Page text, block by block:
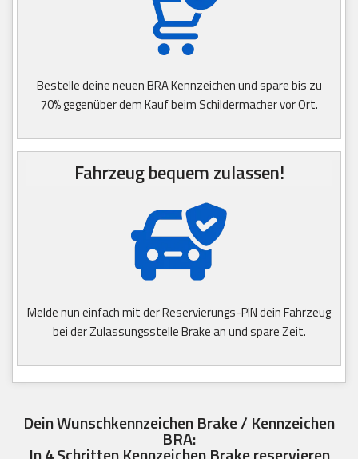
Bestelle deine neuen BRA Kennzeichen und spare bis zu
70% gegenüber dem Kauf beim Schildermacher vor Ort.
Fahrzeug bequem zulassen!
Melde nun einfach mit der Reservierungs-PIN dein Fahrzeug
bei der Zulassungsstelle Brake an und spare Zeit.
Dein Wunschkennzeichen Brake / Kennzeichen
BRA: